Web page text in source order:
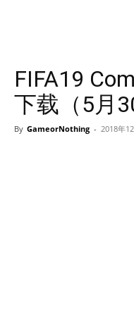
FIFA19
下载（5月
By GameorNothing - 2018年